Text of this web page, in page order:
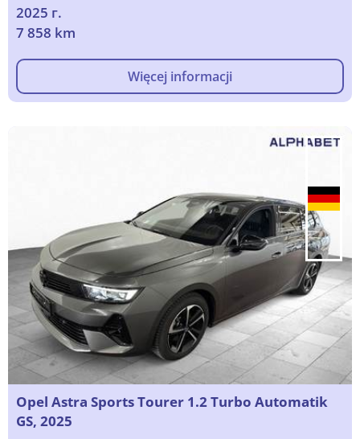
2025 г.
7 858 km
Więcej informacji
Opel Astra Sports Tourer 1.2 Turbo Automatik
GS, 2025